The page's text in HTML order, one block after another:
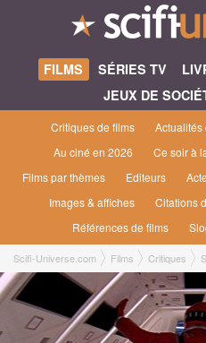
FILMS SÉRIES TV
JEUX DE
Critiques de films Actualités
Au ciné en 2026
Ce soir à
Films par thèmes
Editeurs
Images & affiches
Citations
Références de films
Scifi-Universe.com Films Critiques